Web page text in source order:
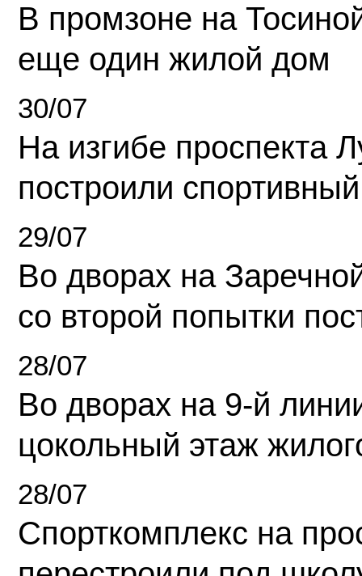
В промзоне на
еще один жилой дом
30/07
На изгибе проспекта
построили
29/07
Во дворах на
со второй попытки
28/07
Во дворах на 9-й
цокольный этаж
28/07
Спорткомплекс на